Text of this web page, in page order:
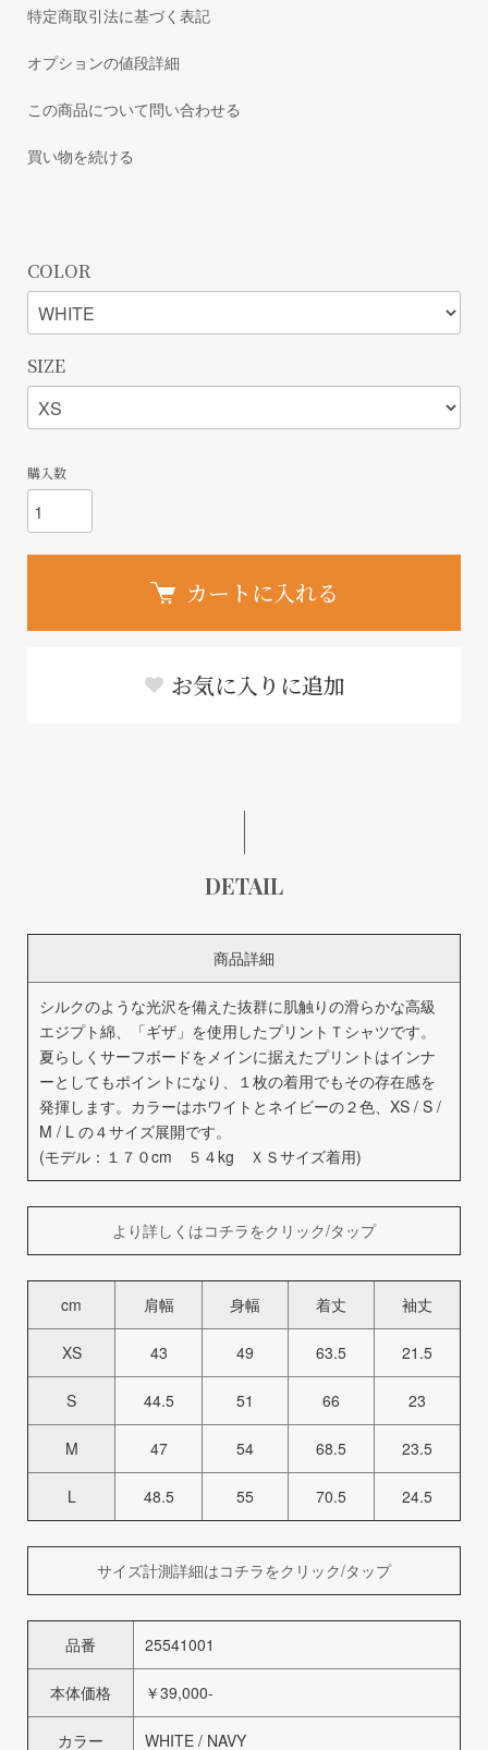
特定商取引法に基づく表記
オプションの値段詳細
この商品について問い合わせる
買い物を続ける
COLOR
SIZE
購入数
カートに入れる
お気に入りに追加
DETAIL
商品詳細
シルクのような光沢を備えた抜群に肌触りの滑らかな高級
エジプト綿、「ギザ」を使用したプリントＴシャツです。
夏らしくサーフボードをメインに据えたプリントはインナ
ーとしてもポイントになり、１枚の着用でもその存在感を
発揮します。カラーはホワイトとネイビーの２色、XS / S /
M / L の４サイズ展開です。
(モデル：１７０cm ５４kg ＸＳサイズ着用)
より詳しくはコチラをクリック/タップ
cm 肩幅 身幅 着丈 袖丈
XS 43 49 63.5 21.5
S 44.5 51 66 23
M 47 54 68.5 23.5
L 48.5 55 70.5 24.5
サイズ計測詳細はコチラをクリック/タップ
品番 25541001
本体価格 ￥39,000-
カラー WHITE / NAVY